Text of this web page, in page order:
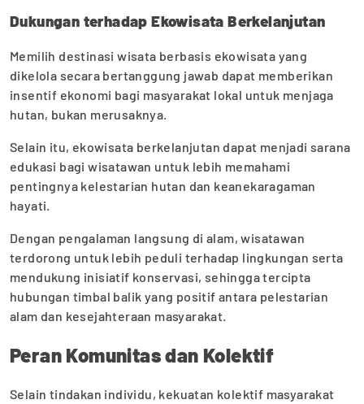
Dukungan terhadap Ekowisata Berkelanjutan
Memilih destinasi wisata berbasis ekowisata yang
dikelola secara bertanggung jawab dapat memberikan
insentif ekonomi bagi masyarakat lokal untuk menjaga
hutan, bukan merusaknya.
Selain itu, ekowisata berkelanjutan dapat menjadi sarana
edukasi bagi wisatawan untuk lebih memahami
pentingnya kelestarian hutan dan keanekaragaman
hayati.
Dengan pengalaman langsung di alam, wisatawan
terdorong untuk lebih peduli terhadap lingkungan serta
mendukung inisiatif konservasi, sehingga tercipta
hubungan timbal balik yang positif antara pelestarian
alam dan kesejahteraan masyarakat.
Peran Komunitas dan Kolektif
Selain tindakan individu, kekuatan kolektif masyarakat